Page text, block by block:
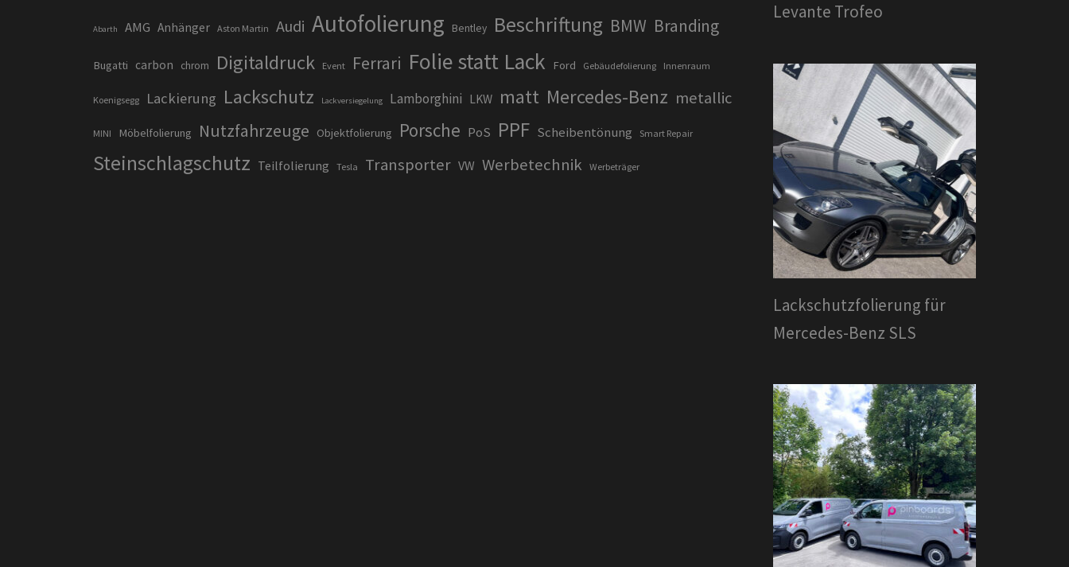
Abarth AMG Anhänger Aston Martin Audi Autofolierung Bentley Beschriftung BMW Branding
Bugatti carbon chrom Digitaldruck Event Ferrari Folie statt Lack Ford Gebäudefolierung Innenraum
Koenigsegg Lackierung Lackschutz Lackversiegelung Lamborghini LKW matt Mercedes-Benz metallic
MINI Möbelfolierung Nutzfahrzeuge Objektfolierung Porsche PoS PPF Scheibentönung Smart Repair
Steinschlagschutz Teilfolierung Tesla Transporter VW Werbetechnik Werbeträger
Levante Trofeo
Lackschutzfolierung für
Mercedes-Benz SLS